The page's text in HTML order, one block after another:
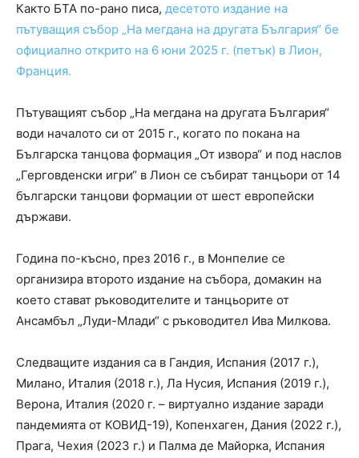
Както БТА по-рано писа, десетото издание на
пътуващия събор „На мегдана на другата България“ бе
официално открито на 6 юни 2025 г. (петък) в Лион,
Франция.
Пътуващият събор „На мегдана на другата България“
води началото си от 2015 г., когато по покана на
Българска танцова формация „От извора“ и под наслов
„Герговденски игри“ в Лион се събират танцьори от 14
български танцови формации от шест европейски
държави.
Година по-късно, през 2016 г., в Монпелие се
организира второто издание на събора, домакин на
което стават ръководителите и танцьорите от
Ансамбъл „Луди-Млади“ с ръководител Ива Милкова.
Следващите издания са в Гандия, Испания (2017 г.),
Милано, Италия (2018 г.), Ла Нусия, Испания (2019 г.),
Верона, Италия (2020 г. – виртуално издание заради
пандемията от КОВИД-19), Копенхаген, Дания (2022 г.),
Прага, Чехия (2023 г.) и Палма де Майорка, Испания